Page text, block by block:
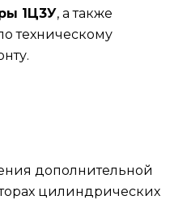
1Ц3У, а также
техническому
дополнительной
цилиндрических